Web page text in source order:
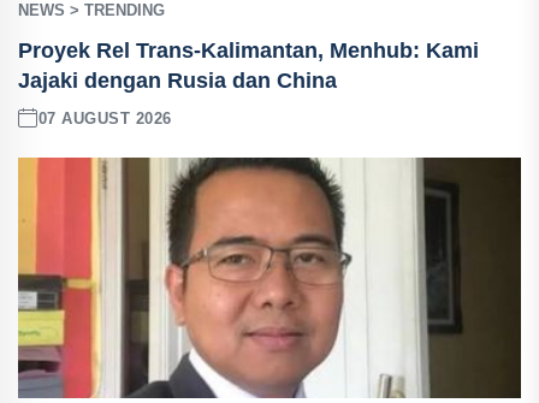
NEWS > TRENDING
Proyek Rel Trans-Kalimantan, Menhub: Kami
Jajaki dengan Rusia dan China
07 AUGUST 2026